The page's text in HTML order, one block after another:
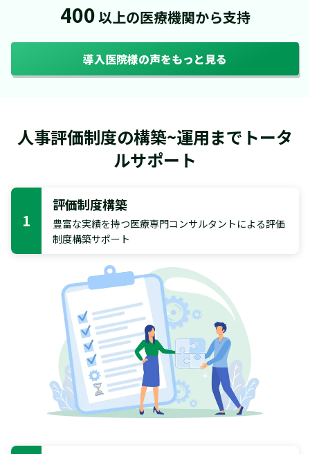
400以上の医療機関から支持
導入医院様の声をもっと見る
人事評価制度の構築~運用までトータ
ルサポート
1
評価制度構築
豊富な実績を持つ医療専門コンサルタントによる評価
制度構築サポート